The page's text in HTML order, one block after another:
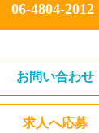
06-4804-2012
お問い合わせ
求人へ応募